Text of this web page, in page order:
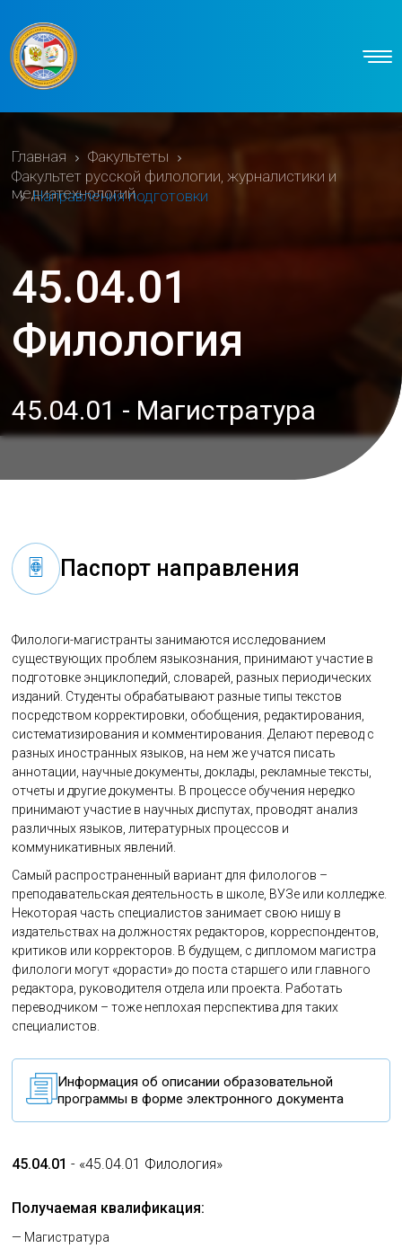
Главная
Факультеты
Факультет русской филологии, журналистики и
медиатехнологий
Направления подготовки
45.04.01
Филология
45.04.01 - Магистратура
Паспорт направления
45.04.01- «45.04.01 Филология»
Получаемая квалификация:
— Магистратура
Филологи-магистранты занимаются исследованием
существующих проблем языкознания, принимают участие в
подготовке энциклопедий, словарей, разных периодических
изданий. Студенты обрабатывают разные типы текстов
посредством корректировки, обобщения, редактирования,
систематизирования и комментирования. Делают перевод с
разных иностранных языков, на нем же учатся писать
аннотации, научные документы, доклады, рекламные тексты,
отчеты и другие документы. В процессе обучения нередко
принимают участие в научных диспутах, проводят анализ
различных языков, литературных процессов и
коммуникативных явлений.
Самый распространенный вариант для филологов –
преподавательская деятельность в школе, ВУЗе или колледже.
Некоторая часть специалистов занимает свою нишу в
издательствах на должностях редакторов, корреспондентов,
критиков или корректоров. В будущем, с дипломом магистра
филологи могут «дорасти» до поста старшего или главного
редактора, руководителя отдела или проекта. Работать
переводчиком – тоже неплохая перспектива для таких
специалистов.
Информация об описании образовательной
программы в форме электронного документа